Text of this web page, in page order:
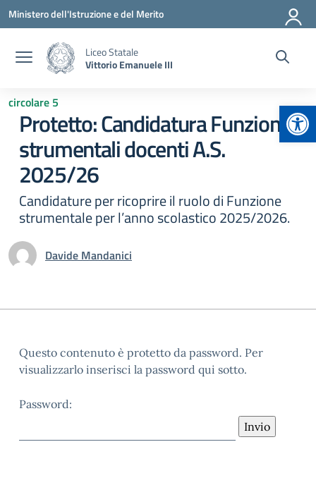
Vai ai contenuti
Vai al menu di navigazione
Vai al footer
Ministero dell'Istruzione e del Merito
Liceo Statale
Vittorio Emanuele III
circolare 5
Protetto: Candidatura Funzioni
strumentali docenti A.S.
2025/26
Candidature per ricoprire il ruolo di Funzione
strumentale per l’anno scolastico 2025/2026.
Davide Mandanici
Questo contenuto è protetto da password. Per
visualizzarlo inserisci la password qui sotto.
Password: